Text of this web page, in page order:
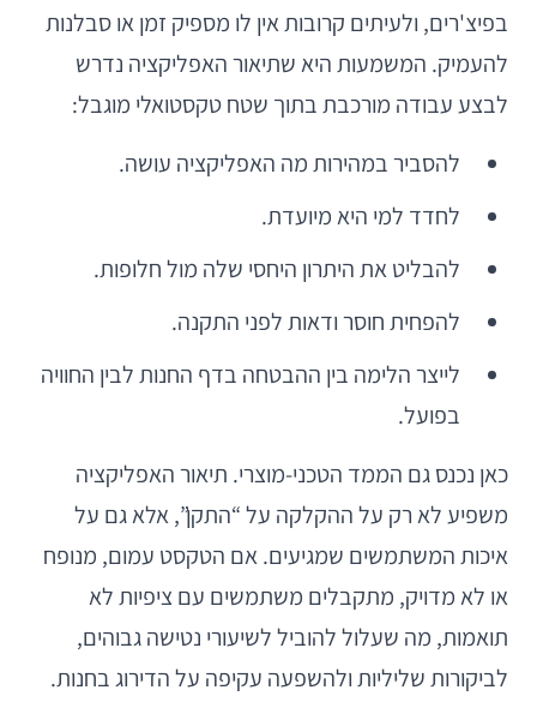
בפיצ'רים, ולעיתים קרובות אין לו מספיק זמן או סבלנות
להעמיק. המשמעות היא שתיאור האפליקציה נדרש
לבצע עבודה מורכבת בתוך שטח טקסטואלי מוגבל:
להסביר במהירות מה האפליקציה עושה.
לחדד למי היא מיועדת.
להבליט את היתרון היחסי שלה מול חלופות.
להפחית חוסר ודאות לפני התקנה.
לייצר הלימה בין ההבטחה בדף החנות לבין החוויה
בפועל.
כאן נכנס גם הממד הטכני-מוצרי. תיאור האפליקציה
משפיע לא רק על ההקלקה על “התקן”, אלא גם על
איכות המשתמשים שמגיעים. אם הטקסט עמום, מנופח
או לא מדויק, מתקבלים משתמשים עם ציפיות לא
תואמות, מה שעלול להוביל לשיעורי נטישה גבוהים,
לביקורות שליליות ולהשפעה עקיפה על הדירוג בחנות.